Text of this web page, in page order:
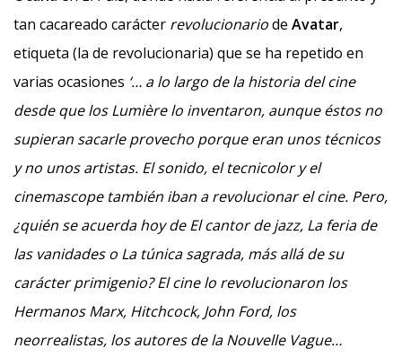
tan cacareado carácter revolucionariode Avatar,
etiqueta (la de revolucionaria) que se ha repetido en
varias ocasiones ‘… a lo largo de la historia del cine
desde que los Lumière lo inventaron, aunque éstos no
supieran sacarle provecho porque eran unos técnicos
y no unos artistas. El sonido, el tecnicolor y el
cinemascope también iban a revolucionar el cine. Pero,
¿quién se acuerda hoy de El cantor de jazz, La feria de
las vanidades o La túnica sagrada, más allá de su
carácter primigenio? El cine lo revolucionaron los
Hermanos Marx, Hitchcock, John Ford, los
neorrealistas, los autores de la Nouvelle Vague…